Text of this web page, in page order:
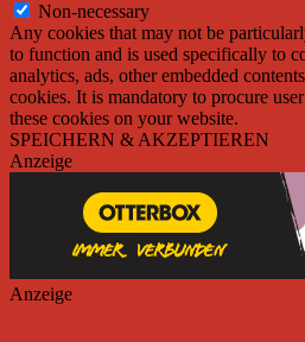
Non-necessary
Any cookies that may not be
to function and is used specifically to
analytics, ads, other embedded
cookies. It is mandatory to procure
these cookies on your website.
SPEICHERN & AKZEPTIEREN
Anzeige
Anzeige